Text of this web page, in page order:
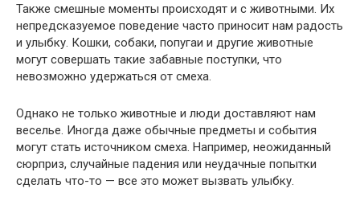
Также смешные моменты происходят и с животными. Их
непредсказуемое поведение часто приносит нам радость
и улыбку. Кошки, собаки, попугаи и другие животные
могут совершать такие забавные поступки, что
невозможно удержаться от смеха.
Однако не только животные и люди доставляют нам
веселье. Иногда даже обычные предметы и события
могут стать источником смеха. Например, неожиданный
сюрприз, случайные падения или неудачные попытки
сделать что-то — все это может вызвать улыбку.